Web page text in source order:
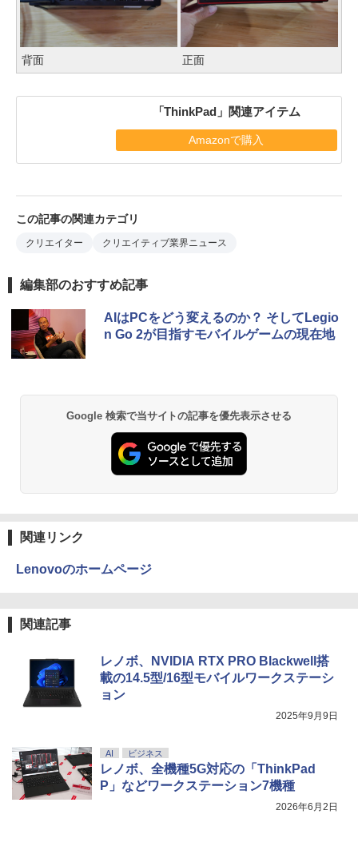
背面 正面
「ThinkPad」関連アイテム
Amazonで購入
この記事の関連カテゴリ
クリエイター クリエイティブ業界ニュース
編集部のおすすめ記事
AIはPCをどう変えるのか？ そしてLegio
n Go 2が目指すモバイルゲームの現在地
Google 検索で当サイトの記事を優先表示させる
関連リンク
Lenovoのホームページ
関連記事
レノボ、NVIDIA RTX PRO Blackwell搭
載の14.5型/16型モバイルワークステーシ
ョン
2025年9月9日
AI ビジネス
レノボ、全機種5G対応の「ThinkPad
P」などワークステーション7機種
2026年6月2日